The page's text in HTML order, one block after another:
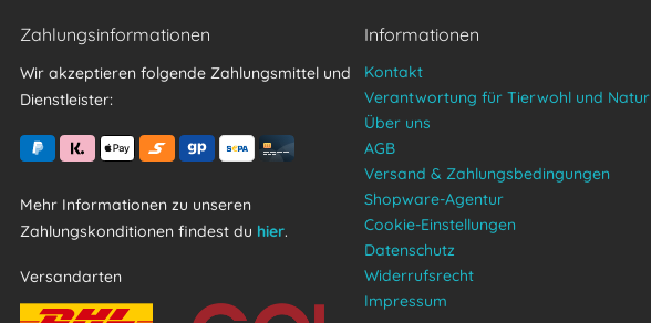
Zahlungsinformationen
Wir akzeptieren folgende Zahlungsmittel und
Dienstleister:
Mehr Informationen zu unseren
Zahlungskonditionen findest du hier.
Versandarten
Informationen
Kontakt
Verantwortung für Tierwohl und Natur
Über uns
AGB
Versand & Zahlungsbedingungen
Shopware-Agentur
Cookie-Einstellungen
Datenschutz
Widerrufsrecht
Impressum